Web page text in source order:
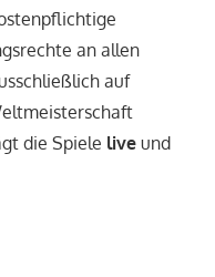
an allen
auf
die Spiele liveund